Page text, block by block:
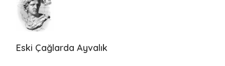
Eski Çağlarda Ayvalık